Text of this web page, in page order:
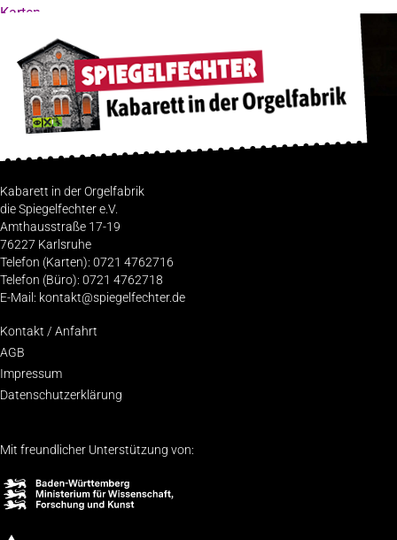
Karten
Kabarett in der Orgelfabrik
die Spiegelfechter e.V.
Amthausstraße 17-19
76227 Karlsruhe
Telefon (Karten): 0721 4762716
Telefon (Büro): 0721 4762718
E-Mail: kontakt@spiegelfechter.de
Kon­takt / Anfahrt
AGB
Impres­sum
Daten­schutz­er­klä­rung
Mit freundlicher Unterstützung von: